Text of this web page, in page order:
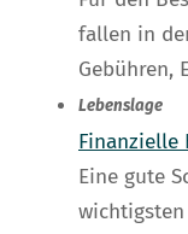
fallen in
Gebühren,
Lebenslage
Finanzielle
Eine gute
wichtigsten